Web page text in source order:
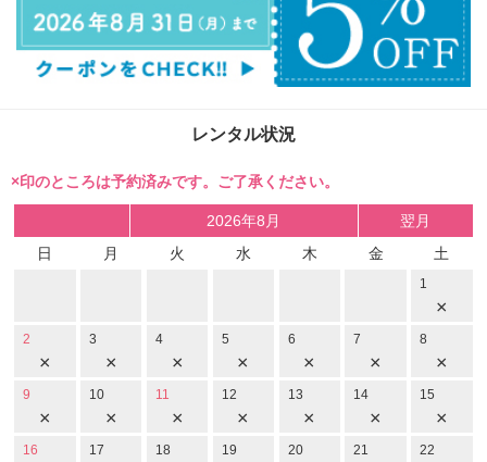
レンタル状況
×印のところは予約済みです。ご了承ください。
2026年8月
翌月
日
月 火 水 木 金 土
1
×
2
×
3
×
4
×
5
×
6
×
7
×
8
×
9
×
10
×
11
×
12
×
13
×
14
×
15
×
16 17 18 19 20 21 22